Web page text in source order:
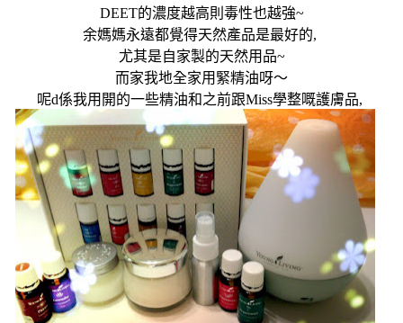
DEET的濃度越高則毒性也越強~
余媽媽永遠都覺得天然產品是最好的,
尤其是自家製的天然用品~
而家我地全家用緊精油呀～
呢d係我用開的一些精油和之前跟Miss學整嘅護膚品,